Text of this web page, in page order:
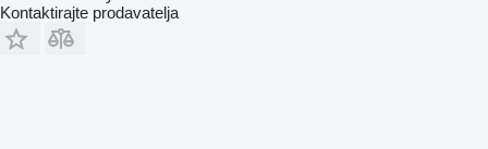
Kontaktirajte prodavatelja